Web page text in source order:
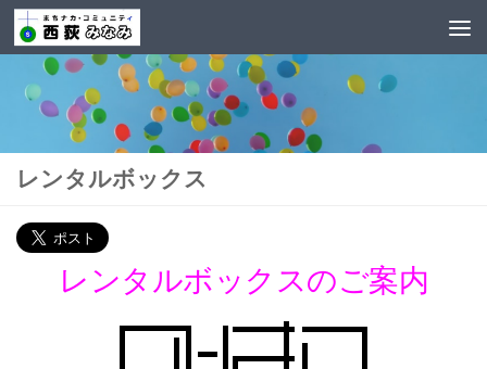
レンタルボックス
レンタルボックスのご案内